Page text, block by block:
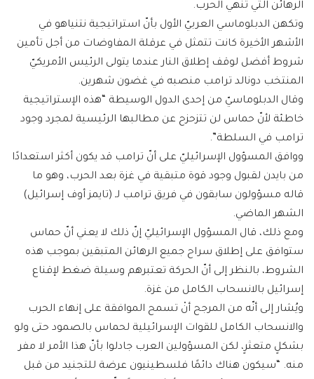
الرهائن التي تنهي الحرب.
وتكهن الدبلوماسي العربيّ الأول بأنّ استراتيجية نتنياهو في
الأشهر الأخيرة كانت تتمثل في عرقلة المفاوضات من أجل تأمين
شروط أفضل لوقف إطلاق النار عندما يتولى الرئيس الأمريكيّ
المنتخب دونالد ترامب منصبه في غضون شهرين.
وقال الدبلوماسيّ من إحدى الدول الوسيطة “هذه الإستراتيجية
خاطئة لأنّ حماس لن تتزحزح عن مطالبها الرئيسية لمجرد وجود
ترامب في السلطة”.
ووافق المسؤول الإسرائيليّ على أنّ ترامب قد يكون أكثر استعدادًا
من بايدن لقبول وجود قوة متبقية في غزة بعد الحرب، وهو ما
قاله مسؤولون سابقون في فريق ترامب لـ (تايمز أوف إسرائيل)
الشهر الماضي.
ومع ذلك، قال المسؤول الإسرائيليّ إنّ ذلك لا يعني أنّ حماس
ستوافق على إطلاق سراح جميع الرهائن المتبقين بموجب هذه
الشروط، بالنظر إلى أنّ الحركة تعتبرهم وسيلة ضغط لإقناع
إسرائيل بالانسحاب الكامل من غزة.
ويُشار إلى أنّه من المرجح أنْ تسمح الموافقة على إنهاء الحرب
والانسحاب الكامل للقوات الإسرائيلية لحماس بالصمود حتى ولو
بشكلٍ متعثرٍ، لكن المسؤولين العرب جادلوا بأنّ هذا الأمر لا مفر
منه. “سيكون هناك دائمًا فلسطينيون عرضة للتجنيد من قبل